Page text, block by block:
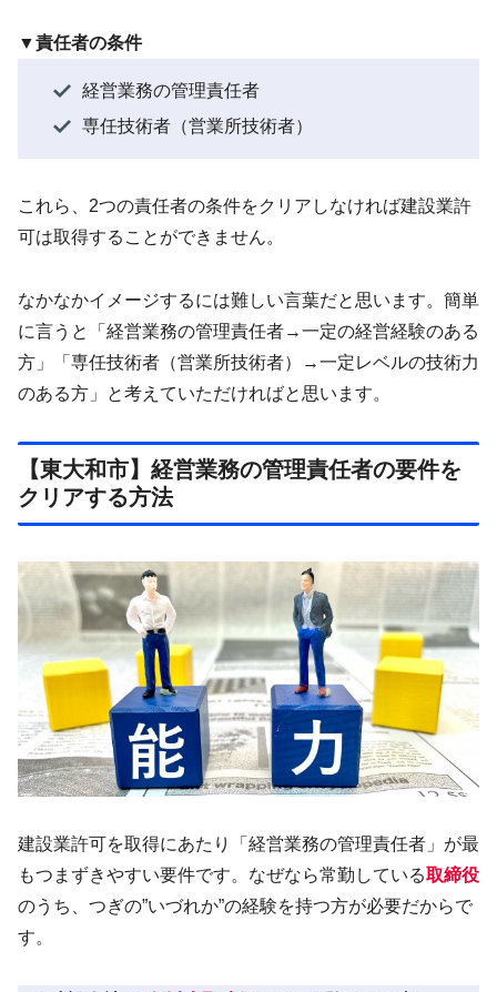
▼責任者の条件
経営業務の管理責任者
専任技術者（営業所技術者）
これら、2つの責任者の条件をクリアしなければ建設業許
可は取得することができません。
なかなかイメージするには難しい言葉だと思います。簡単
に言うと「経営業務の管理責任者→一定の経営経験のある
方」「専任技術者（営業所技術者）→一定レベルの技術力
のある方」と考えていただければと思います。
【東大和市】経営業務の管理責任者の要件を
クリアする方法
建設業許可を取得にあたり「経営業務の管理責任者」が最
もつまずきやすい要件です。なぜなら常勤している取締役
のうち、つぎの”いづれか”の経験を持つ方が必要だからで
す。